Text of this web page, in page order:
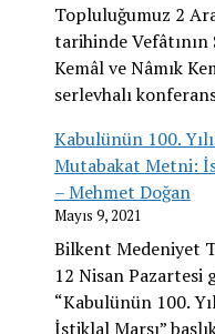
Topluluğumuz 2
tarihinde Vefâtının
Kemâl ve Nâmık
serlevhalı
Kabulünün 100.
Mutabakat Metni:
– Mehmet Doğan
Mayıs 9, 2021
Bilkent Medeniyet
12 Nisan Pazartesi
“Kabulünün 100.
İstiklal Marşı”